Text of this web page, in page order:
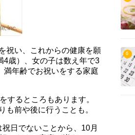
祝い、これからの健康を願
4歳）、女の子は数え年で3
満年齢でお祝いをする家庭
するところもあります。
も前や後に行うことも。
日でないことから、10月
6